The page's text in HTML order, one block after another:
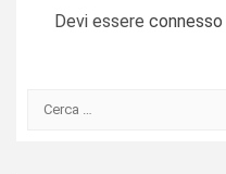
Devi essere connesso
Ricerca